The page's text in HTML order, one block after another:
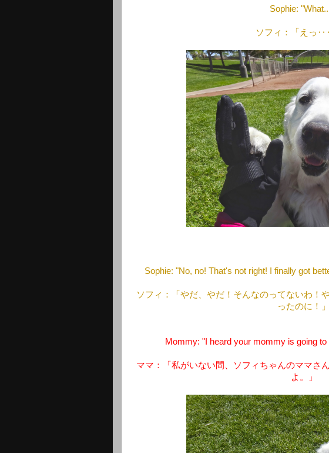
Sophie:
ソフィ：「えっ
Sophie: "No, no! That's not right! I finally got
ソフィ：「やだ、やだ！そんなのってないわ！
ったのに！」
Mommy: "I heard your mommy is going
ママ：「私がいない間、ソフィちゃんのママさ
よ。」